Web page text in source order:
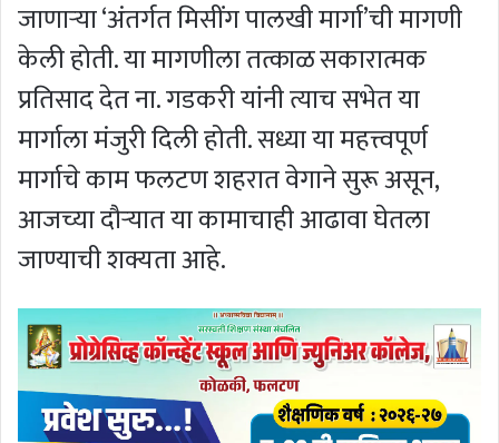
जाणाऱ्या ‘अंतर्गत मिसींग पालखी मार्गा’ची मागणी
केली होती. या मागणीला तत्काळ सकारात्मक
प्रतिसाद देत ना. गडकरी यांनी त्याच सभेत या
मार्गाला मंजुरी दिली होती. सध्या या महत्त्वपूर्ण
मार्गाचे काम फलटण शहरात वेगाने सुरू असून,
आजच्या दौऱ्यात या कामाचाही आढावा घेतला
जाण्याची शक्यता आहे.